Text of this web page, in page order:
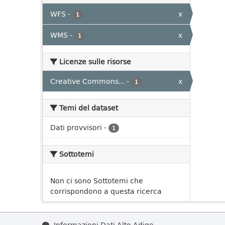
WFS - 1
x
WMS - 1 x
Licenze sulle risorse
Creative Commons... - 1 x
Temi del dataset
Dati provvisori - 1
Sottotemi
Non ci sono Sottotemi che
corrispondono a questa ricerca